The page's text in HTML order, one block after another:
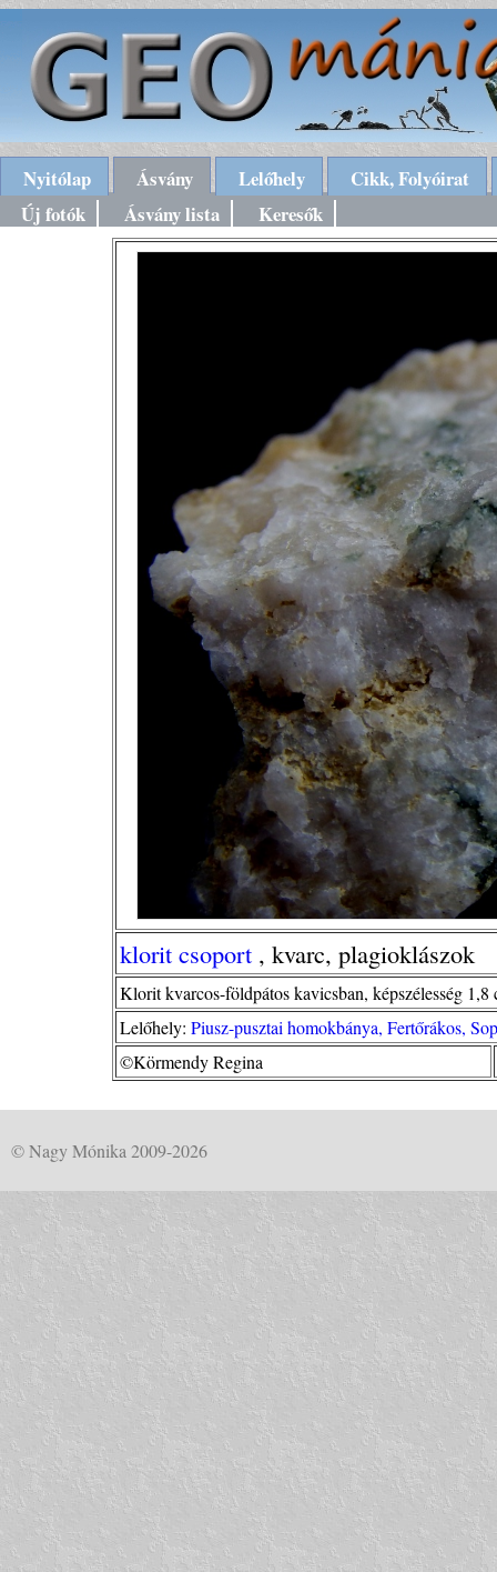
Nyitólap Ásvány Lelőhely
Cikk, Folyóirat
Új fotók
Ásvány lista Keresők
klorit csoport , kvarc, plagioklászok
Klorit kvarcos-földpátos kavicsban, képszélesség 1,8
Lelőhely: Piusz-pusztai homokbánya, Fertőrákos,
©Körmendy Regina
© Nagy Mónika 2009-2026